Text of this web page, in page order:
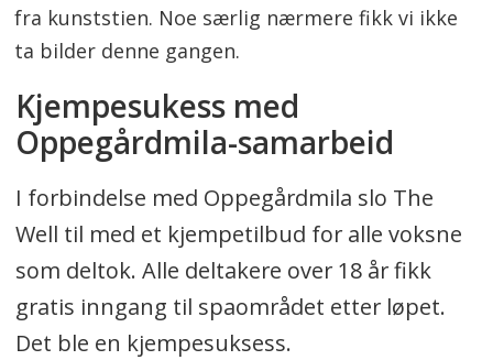
fra kunststien. Noe særlig nærmere fikk vi ikke
ta bilder denne gangen.
Kjempesukess med
Oppegårdmila-samarbeid
I forbindelse med Oppegårdmila slo The
Well til med et kjempetilbud for alle voksne
som deltok. Alle deltakere over 18 år fikk
gratis inngang til spaområdet etter løpet.
Det ble en kjempesuksess.